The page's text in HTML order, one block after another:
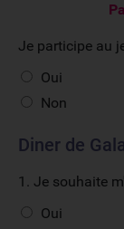
Je participe au
Oui
Non
Diner de
1. Je souhaite
Oui